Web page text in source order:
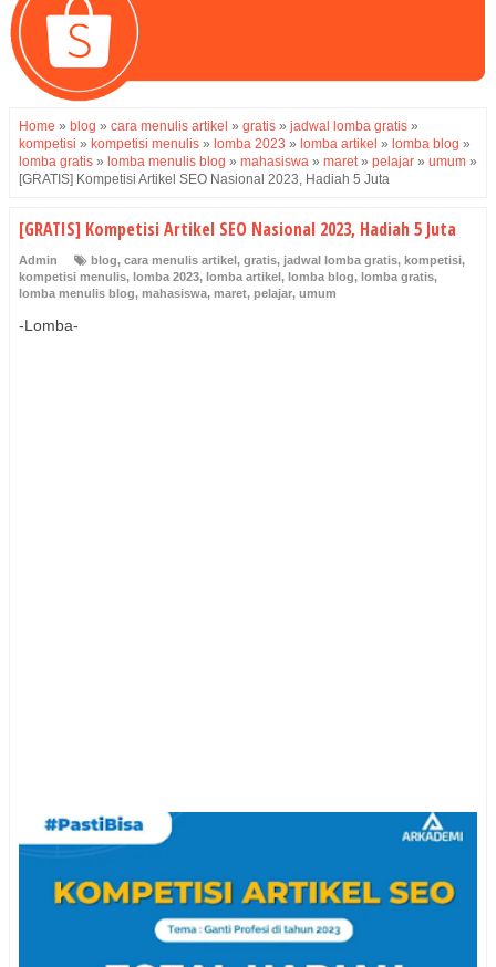
Home » blog » cara menulis artikel » gratis » jadwal lomba gratis »
kompetisi » kompetisi menulis » lomba 2023 » lomba artikel » lomba blog »
lomba gratis » lomba menulis blog » mahasiswa » maret» pelajar » umum »
[GRATIS] Kompetisi Artikel SEO Nasional 2023, Hadiah 5 Juta
[GRATIS] Kompetisi Artikel SEO Nasional 2023, Hadiah 5 Juta
Admin blog, cara menulis artikel, gratis, jadwal lomba gratis, kompetisi,
kompetisi menulis, lomba 2023, lomba artikel, lomba blog, lomba gratis,
lomba menulis blog, mahasiswa, maret, pelajar, umum
-Lomba-